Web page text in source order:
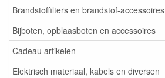
Brandstoffilters en brandstof-accessoires
Bijboten, opblaasboten en accessoires
Cadeau artikelen
Elektrisch materiaal, kabels en diversen